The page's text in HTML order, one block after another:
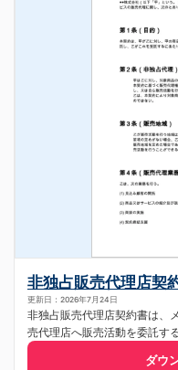
非独占販売代理店契
更新日：2026年7月24日
非独占販売代理店契約書は、
売代理店へ販売活動を委託す
ダウ